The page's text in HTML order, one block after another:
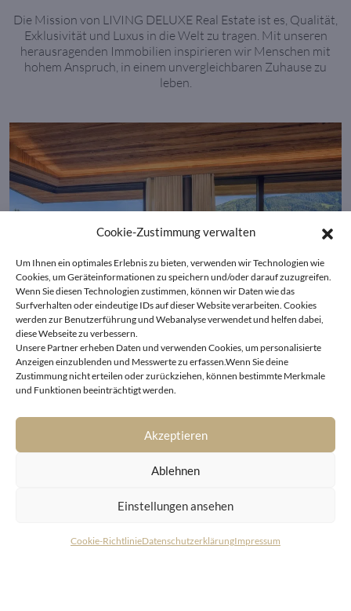
Cookie-Zustimmung verwalten
Um Ihnen ein optimales Erlebnis zu bieten, verwenden wir Technologien wie
Cookies, um Geräteinformationen zu speichern und/oder darauf zuzugreifen.
Wenn Sie diesen Technologien zustimmen, können wir Daten wie das
Surfverhalten oder eindeutige IDs auf dieser Website verarbeiten. Cookies
werden zur Benutzerführung und Webanalyse verwendet und helfen dabei,
diese Webseite zu verbessern.
Unsere Partner erheben Daten und verwenden Cookies, um personalisierte
Anzeigen einzublenden und Messwerte zu erfassen.Wenn Sie deine
Zustimmung nicht erteilen oder zurückziehen, können bestimmte Merkmale
und Funktionen beeinträchtigt werden.
Akzeptieren
Ablehnen
Einstellungen ansehen
Cookie-RichtlinieDatenschutzerklärungImpressum
Die Mission von LIVING DELUXE Real Estate ist es, Qualität,
Exklusivität und Luxus in die Welt zu tragen. Mit unseren
herausragenden Immobilien inspirieren wir Menschen mit
hohem Anspruch, in einem unvergleichbaren Zuhause zu
leben.
6370 Kitzbühel